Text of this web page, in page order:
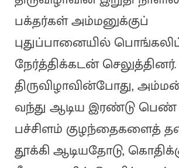
பக்தர்கள் அம்மனுக்குப்
புதுப்பானையில்
நேர்த்திக்கடன் செலுத்தினர்.
திருவிழாவின்போது,
வந்து ஆடிய இரண்டு பெண்
பச்சிளம் குழந்தைகளைத்
தூக்கி ஆடியதோடு,